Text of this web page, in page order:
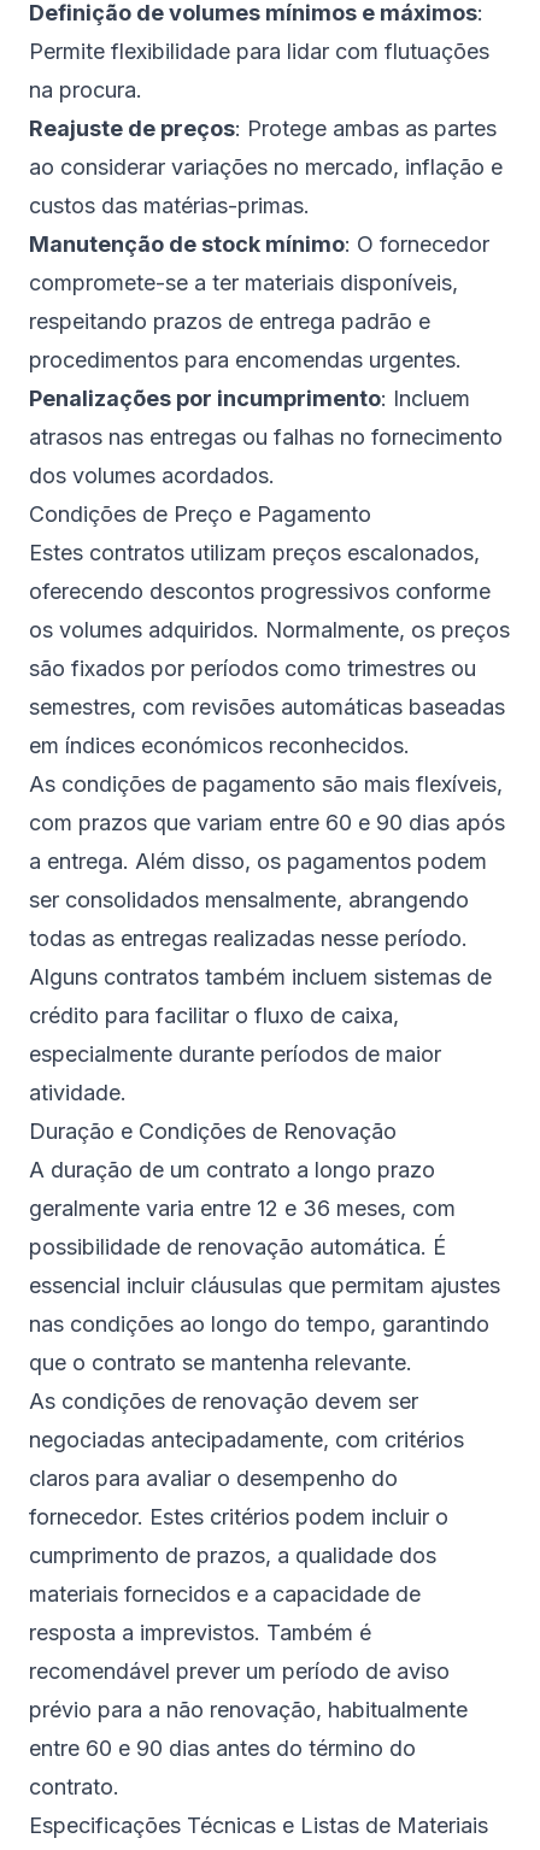
Definição de volumes mínimos e máximos:
Permite flexibilidade para lidar com flutuações
na procura.
Reajuste de preços: Protege ambas as partes
ao considerar variações no mercado, inflação e
custos das matérias-primas.
Manutenção de stock mínimo: O fornecedor
compromete-se a ter materiais disponíveis,
respeitando prazos de entrega padrão e
procedimentos para encomendas urgentes.
Penalizações por incumprimento: Incluem
atrasos nas entregas ou falhas no fornecimento
dos volumes acordados.
Condições de Preço e Pagamento
Estes contratos utilizam preços escalonados,
oferecendo descontos progressivos conforme
os volumes adquiridos. Normalmente, os preços
são fixados por períodos como trimestres ou
semestres, com revisões automáticas baseadas
em índices económicos reconhecidos.
As condições de pagamento são mais flexíveis,
com prazos que variam entre 60 e 90 dias após
a entrega. Além disso, os pagamentos podem
ser consolidados mensalmente, abrangendo
todas as entregas realizadas nesse período.
Alguns contratos também incluem sistemas de
crédito para facilitar o fluxo de caixa,
especialmente durante períodos de maior
atividade.
Duração e Condições de Renovação
A duração de um contrato a longo prazo
geralmente varia entre 12 e 36 meses, com
possibilidade de renovação automática. É
essencial incluir cláusulas que permitam ajustes
nas condições ao longo do tempo, garantindo
que o contrato se mantenha relevante.
As condições de renovação devem ser
negociadas antecipadamente, com critérios
claros para avaliar o desempenho do
fornecedor. Estes critérios podem incluir o
cumprimento de prazos, a qualidade dos
materiais fornecidos e a capacidade de
resposta a imprevistos. Também é
recomendável prever um período de aviso
prévio para a não renovação, habitualmente
entre 60 e 90 dias antes do término do
contrato.
Especificações Técnicas e Listas de Materiais